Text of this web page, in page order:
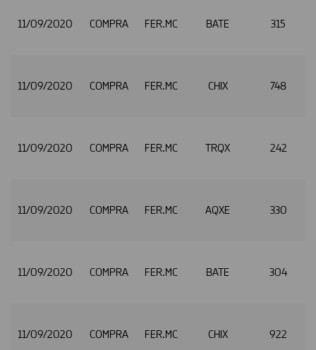
11/09/2020 COMPRA FER.MC BATE 315
11/09/2020 COMPRA FER.MC CHIX 748
11/09/2020 COMPRA FER.MC TRQX 242
11/09/2020 COMPRA FER.MC AQXE 330
11/09/2020 COMPRA FER.MC BATE 304
11/09/2020 COMPRA FER.MC CHIX 922